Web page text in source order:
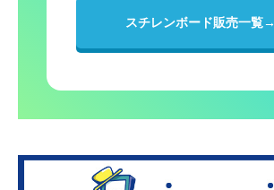
スチレンボード販売一覧→